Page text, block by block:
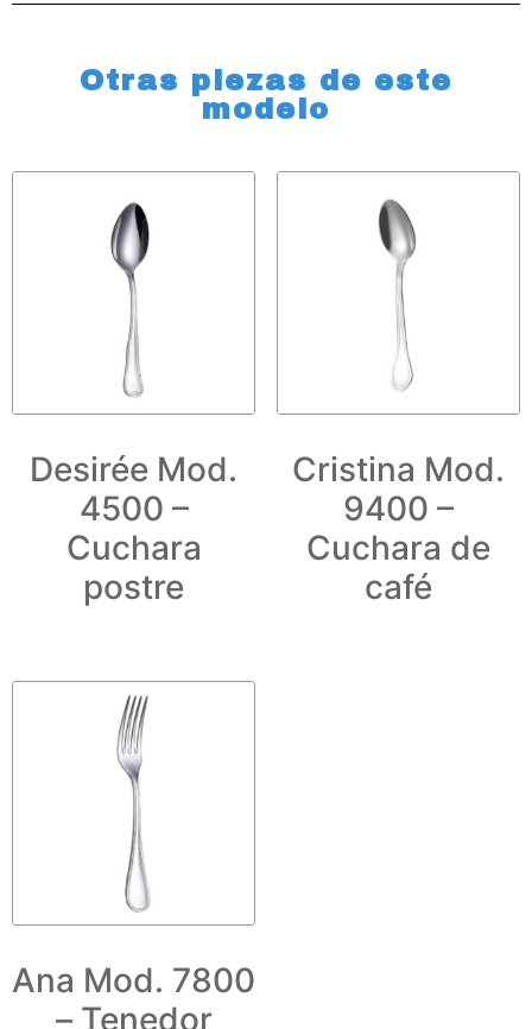
Otras piezas de este
modelo
Desirée Mod.
4500 –
Cuchara
postre
Cristina Mod.
9400 –
Cuchara de
café
Ana Mod. 7800
– Tenedor